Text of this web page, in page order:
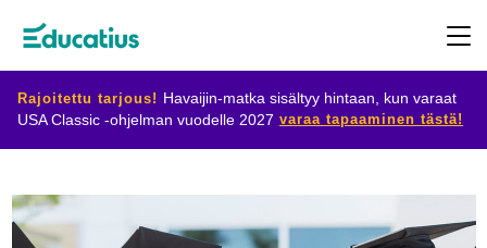
Rajoitettu tarjous! Havaijin-matka sisältyy hintaan, kun varaat
USA Classic -ohjelman vuodelle 2027 varaa tapaaminen tästä!
Ohjelmat